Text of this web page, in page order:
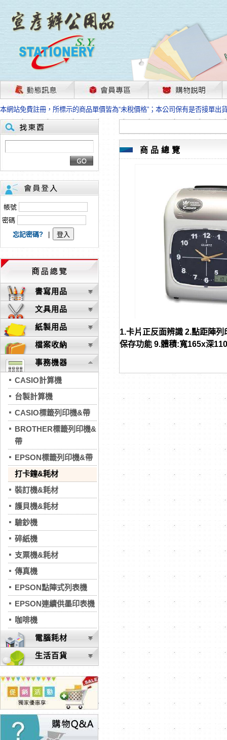
茲因國際情勢變化石油及塑化原物料波動漲幅甚大，部份上游供應商已採取
本網站免費註冊，所標示的商品單價皆為“未稅價格”；本公司保有是否接單出
HP、EPSON、CANON原廠耗材價格浮動，下單前請先跟客服人員確認最新
本網站免費註冊，所標示的商品單價皆為“未稅價格”；本公司保有是否接單出
匯款客戶請注意！因商品繁複來不及發現短缺，遂待客服人員跟您確認訂單
本網站免費註冊，所標示的商品單價皆為“未稅價格”；本公司保有是否接單出
茲因國際情勢變化石油及塑化原物料波動漲幅甚大，部份上游供應商已採取
本網站免費註冊，所標示的商品單價皆為“未稅價格”；本公司保有是否接單出
HP、EPSON、CANON原廠耗材價格浮動，下單前請先跟客服人員確認最新
本網站免費註冊，所標示的商品單價皆為“未稅價格”；本公司保有是否接單出
匯款客戶請注意！因商品繁複來不及發現短缺，遂待客服人員跟您確認訂單
本網站免費註冊，所標示的商品單價皆為“未稅價格”；本公司保有是否接單出
帳號
密碼
忘記密碼?
書寫用品
文具用品
紙製用品
檔案收納
事務機器
CASIO計算機
台製計算機
CASIO標籤列印機&帶
BROTHER標籤列印機&
帶
EPSON標籤列印機&帶
打卡鐘&耗材
裝訂機&耗材
護貝機&耗材
驗鈔機
碎紙機
支票機&耗材
傳真機
EPSON點陣式列表機
EPSON連續供墨印表機
咖啡機
電腦耗材
生活百貨
商品總覽
1.卡片正反面辨識 2.點距陣
保存功能 9.體積:寬165x深